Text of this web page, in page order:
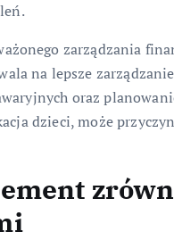
zarządzania
na lepsze
oraz
dzieci, może